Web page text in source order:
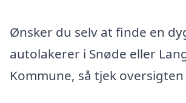
Ønsker du selv at finde en
autolakerer i Snøde eller
Kommune, så tjek